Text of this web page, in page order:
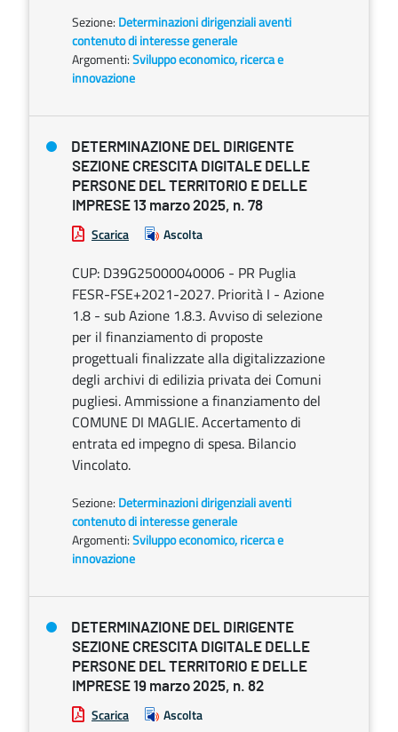
Sezione: Determinazioni dirigenziali aventi
contenuto di interesse generale
Argomenti:Sviluppo economico, ricerca e
innovazione
DETERMINAZIONE DEL DIRIGENTE
SEZIONE CRESCITA DIGITALE DELLE
PERSONE DEL TERRITORIO E DELLE
IMPRESE 13 marzo 2025, n. 78
Scarica Ascolta
CUP: D39G25000040006 - PR Puglia
FESR-FSE+2021-2027. Priorità I - Azione
1.8 - sub Azione 1.8.3. Avviso di selezione
per il finanziamento di proposte
progettuali finalizzate alla digitalizzazione
degli archivi di edilizia privata dei Comuni
pugliesi. Ammissione a finanziamento del
COMUNE DI MAGLIE. Accertamento di
entrata ed impegno di spesa. Bilancio
Vincolato.
Sezione: Determinazioni dirigenziali aventi
contenuto di interesse generale
Argomenti:Sviluppo economico, ricerca e
innovazione
DETERMINAZIONE DEL DIRIGENTE
SEZIONE CRESCITA DIGITALE DELLE
PERSONE DEL TERRITORIO E DELLE
IMPRESE 19 marzo 2025, n. 82
Scarica Ascolta